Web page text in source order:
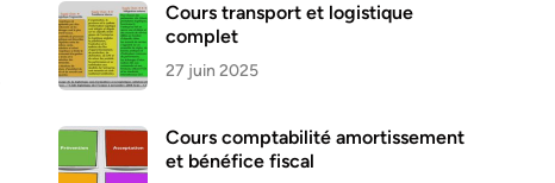
Cours transport et logistique
complet
27 juin 2025
Cours comptabilité amortissement
et bénéfice fiscal